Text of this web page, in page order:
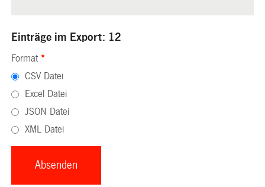
Einträge im Export: 12
Format *
CSV Datei
Excel Datei
JSON Datei
XML Datei